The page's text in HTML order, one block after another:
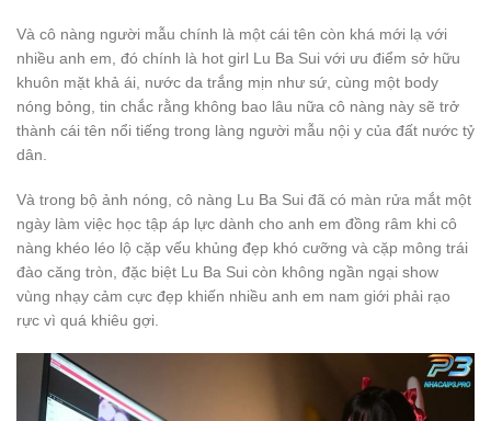
Và cô nàng người mẫu chính là một cái tên còn khá mới lạ với
nhiều anh em, đó chính là hot girl Lu Ba Sui với ưu điểm sở hữu
khuôn mặt khả ái, nước da trắng mịn như sứ, cùng một body
nóng bỏng, tin chắc rằng không bao lâu nữa cô nàng này sẽ trở
thành cái tên nổi tiếng trong làng người mẫu nội y của đất nước tỷ
dân.
Và trong bộ ảnh nóng, cô nàng Lu Ba Sui đã có màn rửa mắt một
ngày làm việc học tập áp lực dành cho anh em đồng râm khi cô
nàng khéo léo lộ cặp vếu khủng đẹp khó cưỡng và cặp mông trái
đào căng tròn, đặc biệt Lu Ba Sui còn không ngần ngại show
vùng nhạy cảm cực đẹp khiến nhiều anh em nam giới phải rạo
rực vì quá khiêu gợi.